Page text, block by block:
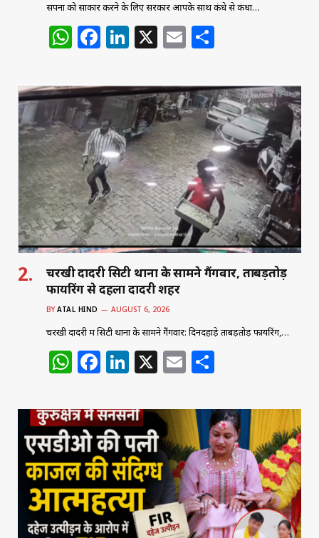
सपनों को साकार करने के लिए सरकार आपके साथ कंधे से कंधा…
W
at
s
A
p
p
F
c
e
b
o
o
k
Li
k
e
dI
n
X E
ai
l
ar
e
चरखी दादरी सिटी थाना के सामने गैंगवार, ताबड़तोड़
फायरिंग से दहला दादरी शहर
BY ATAL HIND AUGUST 6, 2026
चरखी दादरी में सिटी थाना के सामने गैंगवार: दिनदहाड़े ताबड़तोड़ फायरिंग,…
W
at
s
A
p
p
F
c
e
b
o
o
k
Li
k
e
dI
n
X E
ai ar
e